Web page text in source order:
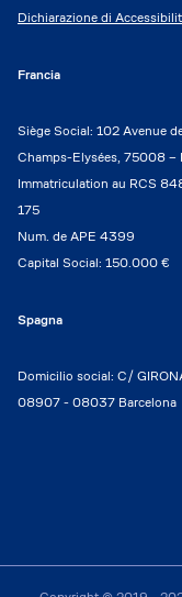
Dichiarazione di
Francia
Siège Social: 102 Avenue
Champs-Elysées, 75008 –
Immatriculation au RCS
175
Num. de APE 4399
Capital Social: 150.000 €
Spagna
Domicilio social: C/
08907 - 08037 Barcelona